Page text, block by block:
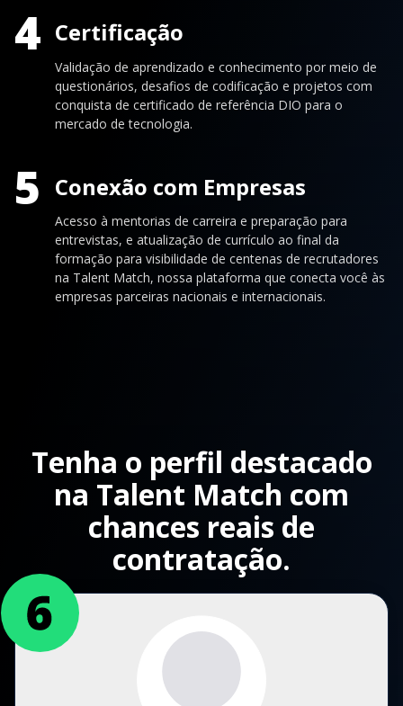
4 Certificação
Validação de aprendizado e conhecimento por meio de
questionários, desafios de codificação e projetos com
conquista de certificado de referência DIO para o
mercado de tecnologia.
5 Conexão com Empresas
Acesso à mentorias de carreira e preparação para
entrevistas, e atualização de currículo ao final da
formação para visibilidade de centenas de recrutadores
na Talent Match, nossa plataforma que conecta você às
empresas parceiras nacionais e internacionais.
Tenha o perfil destacado
na Talent Match com
chances reais de
contratação.